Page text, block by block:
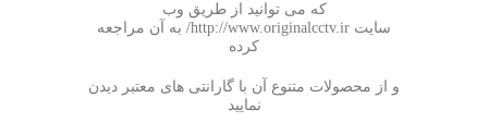
که می توانید از طریق وب
سایت http://www.originalcctv.ir/ به آن مراجعه
کرده
و از محصولات متنوع آن با گارانتی های معتبر دیدن
نمایید